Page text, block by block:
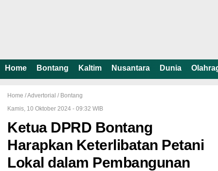
Home Bontang Kaltim Nusantara Dunia
Home /Advertorial / Bontang
Kamis, 10 Oktober 2024 - 09:32 WIB
Ketua DPRD Bontang
Harapkan Keterlibatan Petani
Lokal dalam Pembangunan